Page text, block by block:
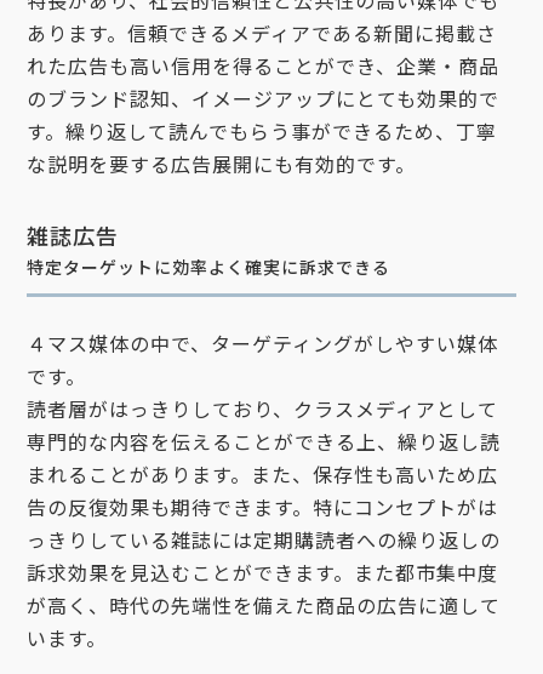
あります。信頼できるメディアである新聞に掲載さ
れた広告も高い信用を得ることができ、企業・商品
のブランド認知、イメージアップにとても効果的で
す。繰り返して読んでもらう事ができるため、丁寧
な説明を要する広告展開にも有効的です。
雑誌広告
特定ターゲットに効率よく確実に訴求できる
４マス媒体の中で、ターゲティングがしやすい媒体
です。
読者層がはっきりしており、クラスメディアとして
専門的な内容を伝えることができる上、繰り返し読
まれることがあります。また、保存性も高いため広
告の反復効果も期待できます。特にコンセプトがは
っきりしている雑誌には定期購読者への繰り返しの
訴求効果を見込むことができます。また都市集中度
が高く、時代の先端性を備えた商品の広告に適して
います。